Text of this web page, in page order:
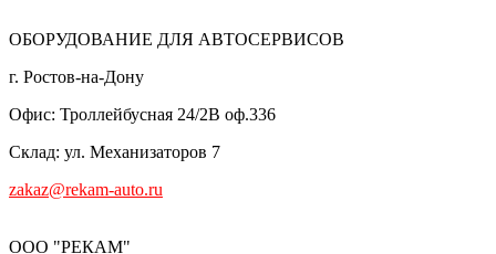
ОБОРУДОВАНИЕ ДЛЯ АВТОСЕРВИСОВ
г. Ростов-на-Дону
Офис: Троллейбусная 24/2В оф.336
Склад: ул. Механизаторов 7
zakaz@rekam-auto.ru
ООО "РЕКАМ"